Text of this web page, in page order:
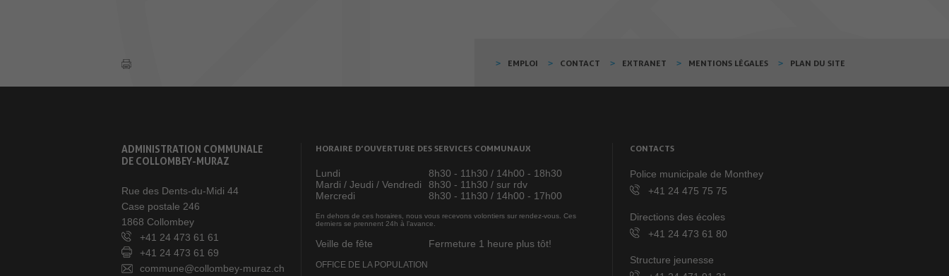
EMPLOI CONTACT EXTRANET MENTIONS LÉGALES PLAN DU SITE
ADMINISTRATION COMMUNALE
DE COLLOMBEY-MURAZ
Rue des Dents-du-Midi 44
Case postale 246
1868 Collombey
+41 24 473 61 61
+41 24 473 61 69
commune@collombey-muraz.ch
HORAIRE D’OUVERTURE DES SERVICES COMMUNAUX
Lundi
8h30 - 11h30 / 14h00 - 18h30
Mardi / Jeudi / Vendredi
8h30 - 11h30 / sur rdv
Mercredi
8h30 - 11h30 / 14h00 - 17h00
En dehors de ces horaires, nous vous recevons volontiers sur rendez-vous. Ces
derniers se prennent 24h à l’avance.
Veille de fête Fermeture 1 heure plus tôt!
OFFICE DE LA POPULATION
CONTACTS
Police municipale de Monthey
+41 24 475 75 75
Directions des écoles
+41 24 473 61 80
Structure jeunesse